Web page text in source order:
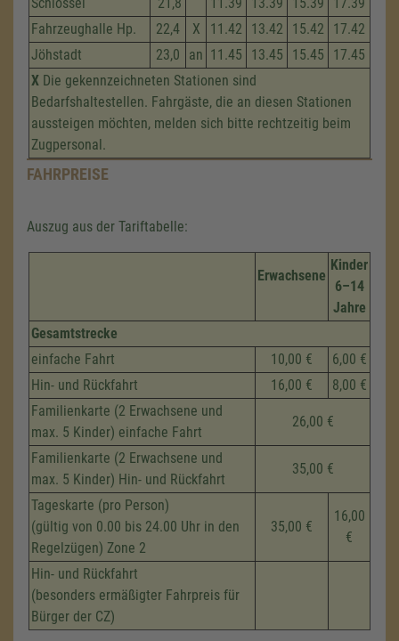
Fahrzeug­halle Hp.
22,4 X 11.42 13.42 15.42
17.42
Jöhstadt
23,0 an 11.45 13.45 15.45
17.45
X Die gekennzeichneten Stationen sind
Bedarfshaltestellen. Fahrgäste, die an diesen Stationen
aussteigen möchten, melden sich bitte rechtzeitig beim
Zugpersonal.
FAHRPREISE
Auszug aus der Tariftabelle:
Erwachsene
Kinder
6–14
Jahre
Gesamtstrecke
einfache Fahrt
10,00 €
6,00 €
Hin- und Rückfahrt
16,00 €
8,00 €
Familienkarte (2 Erwachsene und
max. 5 Kinder) einfache Fahrt
26,00 €
Familienkarte (2 Erwachsene und
max. 5 Kinder) Hin- und Rückfahrt
35,00 €
Tageskarte (pro Person)
(gültig von 0.00 bis 24.00 Uhr in den
Regelzügen) Zone 2
35,00 €
16,00
€
Hin- und Rückfahrt
(besonders ermäßigter Fahrpreis für
Bürger der CZ)